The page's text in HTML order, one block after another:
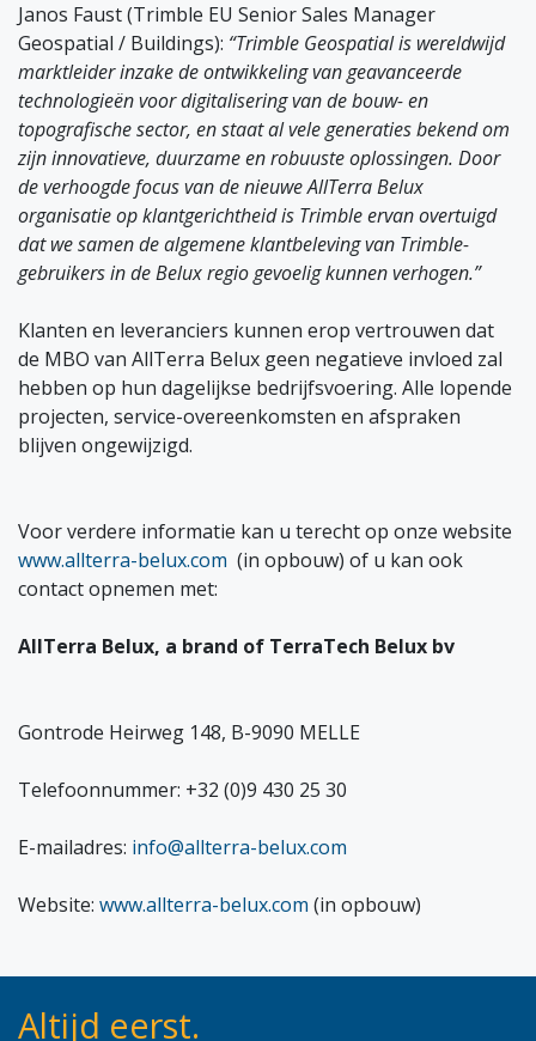
Janos Faust (Trimble EU Senior Sales Manager
Geospatial / Buildings): “Trimble Geospatial is wereldwijd
marktleider inzake de ontwikkeling van geavanceerde
technologieën voor digitalisering van de bouw- en
topografische sector, en staat al vele generaties bekend om
zijn innovatieve, duurzame en robuuste oplossingen. Door
de verhoogde focus van de nieuwe AllTerra Belux
organisatie op klantgerichtheid is Trimble ervan overtuigd
dat we samen de algemene klantbeleving van Trimble-
gebruikers in de Belux regio gevoelig kunnen verhogen.”
Klanten en leveranciers kunnen erop vertrouwen dat
de MBO van AllTerra Belux geen negatieve invloed zal
hebben op hun dagelijkse bedrijfsvoering. Alle lopende
projecten, service-overeenkomsten en afspraken
blijven ongewijzigd.
Voor verdere informatie kan u terecht op onze website
www.allterra-belux.com (in opbouw) of u kan ook
contact opnemen met:
AllTerra Belux, a brand of TerraTech Belux bv
Gontrode Heirweg 148, B-9090 MELLE
Telefoonnummer: +32 (0)9 430 25 30
E-mailadres: info@allterra-belux.com
Website: www.allterra-belux.com (in opbouw)
Altijd eerst.